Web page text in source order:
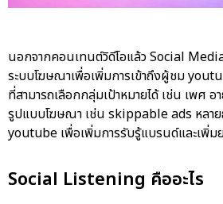
นอกจากคอนเทนต์วิดีโอแล้ว Social
ระบบโฆษณาเพื่อเพิ่มการเข้าถึงผู้ชม
ที่สามารถเลือกกลุ่มเป้าหมายได้ เช่น เพศ อ
รูปแบบโฆษณา เช่น skippable ads หลาย
youtube เพื่อเพิ่มการรับรู้แบรนด์และเพิ่ม
Social Listening คืออะไร